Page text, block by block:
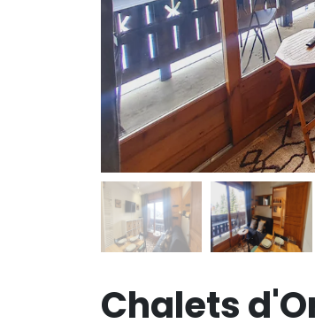
Chalets